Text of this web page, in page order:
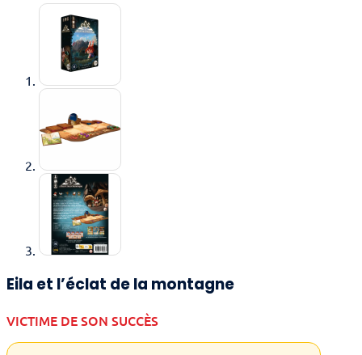
Eila et l’éclat de la montagne
VICTIME DE SON SUCCÈS